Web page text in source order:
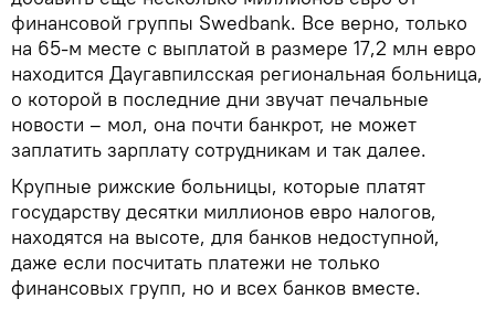
финансовой группы Swedbank. Все верно, только
на 65-м месте с выплатой в размере 17,2 млн евро
находится Даугавпилсская региональная больница,
о которой в последние дни звучат печальные
новости – мол, она почти банкрот, не может
заплатить зарплату сотрудникам и так далее.
Крупные рижские больницы, которые платят
государству десятки миллионов евро налогов,
находятся на высоте, для банков недоступной,
даже если посчитать платежи не только
финансовых групп, но и всех банков вместе.